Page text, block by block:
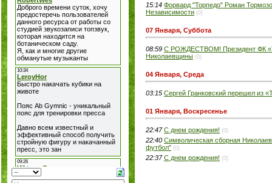
15:14 Форвард "Торпедо" Роман
Независимости (0)
07 Января, Суббота
08:59 С РОЖДЕСТВОМ! Президент ФК
Николаевщины (0)
04 Января, Среда
03:15 Сергей Гранковский перешел из
01 Января, Воскресенье
22:47 С днем рождения! (0)
22:40 Символическая сборная
футбол" (0)
22:37 С днем рождения! (0)